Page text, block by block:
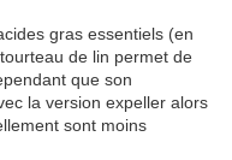
gras essentiels (en
de lin permet de
que son
la version expeller alors
sont moins